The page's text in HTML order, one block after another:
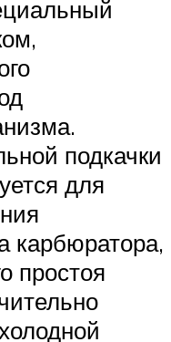
подкачки
для
карбюратора,
простоя